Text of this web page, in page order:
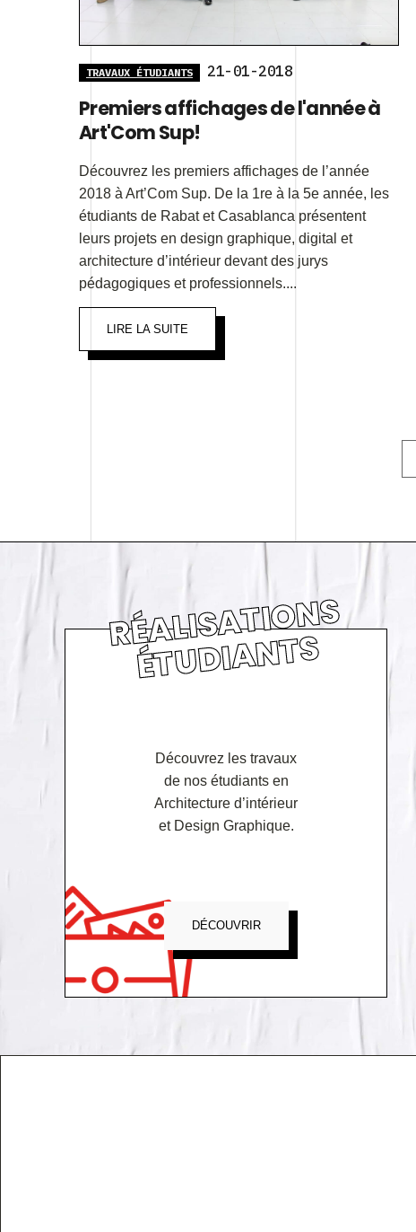
TRAVAUX ÉTUDIANTS 21-01-2018
Premiers affichages de l'année à
Art'Com Sup!
Découvrez les premiers affichages de l’année
2018 à Art’Com Sup. De la 1re à la 5e année, les
étudiants de Rabat et Casablanca présentent
leurs projets en design graphique, digital et
architecture d’intérieur devant des jurys
pédagogiques et professionnels....
LIRE LA SUITE
RÉ
ALI
S
A
TI
O
N
S
É
T
U
DI
A
N
T
S
Découvrez les travaux
de nos étudiants en
Architecture d’intérieur
et Design Graphique.
DÉCOUVRIR